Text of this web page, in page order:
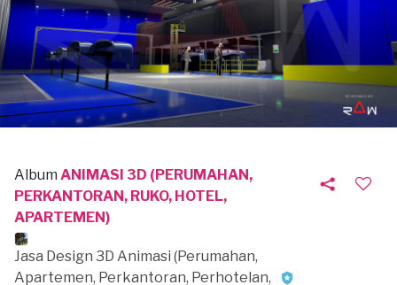
Album ANIMASI 3D (PERUMAHAN,
PERKANTORAN, RUKO, HOTEL,
APARTEMEN)
Jasa Design 3D Animasi (Perumahan,
Apartemen, Perkantoran, Perhotelan,